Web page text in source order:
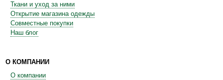
Ткани и уход за ними
Открытие магазина одежды
Совместные покупки
Наш блог
О КОМПАНИИ
О компании